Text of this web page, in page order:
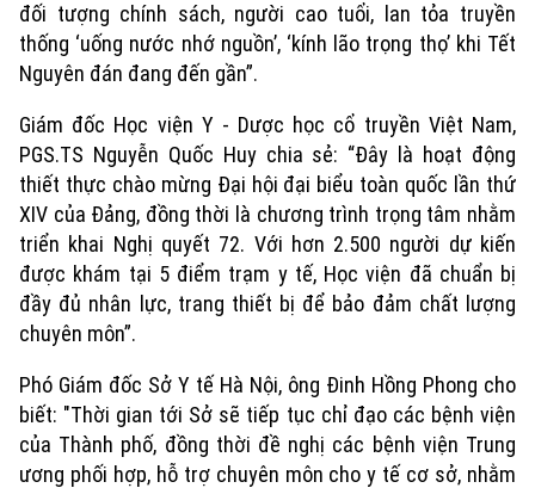
đối tượng chính sách, người cao tuổi, lan tỏa truyền
thống ‘uống nước nhớ nguồn’, ‘kính lão trọng thọ’ khi Tết
Nguyên đán đang đến gần”.
Giám đốc Học viện Y - Dược học cổ truyền Việt Nam,
PGS.TS Nguyễn Quốc Huy chia sẻ: “Đây là hoạt động
thiết thực chào mừng Đại hội đại biểu toàn quốc lần thứ
XIV của Đảng, đồng thời là chương trình trọng tâm nhằm
triển khai Nghị quyết 72. Với hơn 2.500 người dự kiến
được khám tại 5 điểm trạm y tế, Học viện đã chuẩn bị
đầy đủ nhân lực, trang thiết bị để bảo đảm chất lượng
chuyên môn”.
Phó Giám đốc Sở Y tế Hà Nội, ông Đinh Hồng Phong cho
biết: "Thời gian tới Sở sẽ tiếp tục chỉ đạo các bệnh viện
của Thành phố, đồng thời đề nghị các bệnh viện Trung
ương phối hợp, hỗ trợ chuyên môn cho y tế cơ sở, nhằm